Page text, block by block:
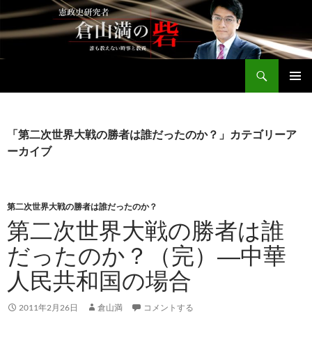
テ
ン
へ
「第二次世界大戦の勝者は誰だったのか？」カテゴリーア
ーカイブ
第二次世界大戦の勝者は誰だったのか？
第二次世界大戦の勝者は誰
だったのか？（完）―中華
人民共和国の場合
2011年2月26日 倉山満 コメントする